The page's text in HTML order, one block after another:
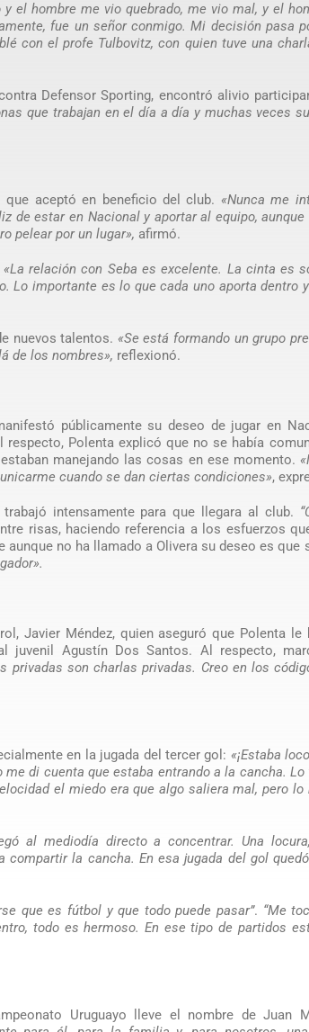
el hombre me vio quebrado, me vio mal, y el
fue un señor conmigo. Mi decisión pasa
con el profe Tulbovitz, con quien tuve una
Defensor Sporting, encontró alivio
que trabajan en el día a día y muchas veces
aceptó en beneficio del club. «Nunca me
de estar en Nacional y aportar al equipo,
pelear por un lugar», afirmó.
«La relación con Seba es excelente. La cinta es
Lo importante es lo que cada uno aporta dentro
nuevos talentos. «Se está formando un grupo
de los nombres», reflexionó.
públicamente su deseo de jugar en
Polenta explicó que no se había
manejando las cosas en ese momento.
cuando se dan ciertas condiciones»,
intensamente para que llegara al club.
risas, haciendo referencia a los esfuerzos
no ha llamado a Olivera su deseo es que
Javier Méndez, quien aseguró que Polenta le
Agustín Dos Santos. Al respecto,
privadas son charlas privadas. Creo en los
en la jugada del tercer gol: «¡Estaba
di cuenta que estaba entrando a la cancha. Lo
el miedo era que algo saliera mal, pero lo
al mediodía directo a concentrar. Una
la cancha. En esa jugada del gol
que es fútbol y que todo puede pasar”. “Me
todo es hermoso. En ese tipo de partidos
Uruguayo lleve el nombre de Juan